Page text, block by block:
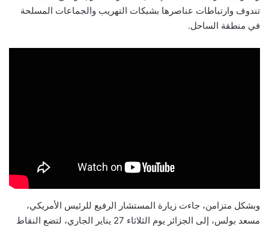
تندوف وارتباطات عناصرها بشبكات التهريب والجماعات المسلحة
في منطقة الساحل.
وبشكل متزامن، جاءت زيارة المستشار الرفيع للرئيس الأمريكي،
مسعد بولس، إلى الجزائر يوم الثلاثاء 27 يناير الجاري، لتضع النقاط